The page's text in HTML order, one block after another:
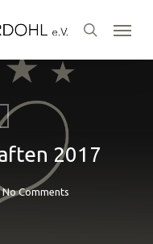
search
Menu
2017
No Comments